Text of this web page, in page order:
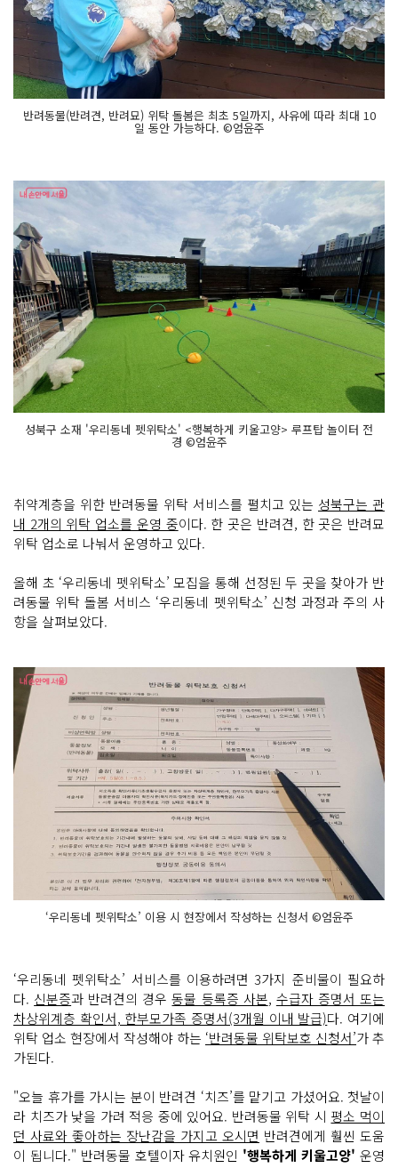
반려동물(반려견, 반려묘) 위탁 돌봄은 최초 5일까지, 사유에 따라 최대 10
일 동안 가능하다. ©엄윤주
성북구 소재 '우리동네 펫위탁소' <행복하게 키울고양> 루프탑 놀이터 전
경 ©엄윤주
취약계층을 위한 반려동물 위탁 서비스를 펼치고 있는 성북구는 관
내 2개의 위탁 업소를 운영 중이다. 한 곳은 반려견, 한 곳은 반려묘
위탁 업소로 나눠서 운영하고 있다.
올해 초 ‘우리동네 펫위탁소’ 모집을 통해 선정된 두 곳을 찾아가 반
려동물 위탁 돌봄 서비스 ‘우리동네 펫위탁소’ 신청 과정과 주의 사
항을 살펴보았다.
‘우리동네 펫위탁소’ 이용 시 현장에서 작성하는 신청서 ©엄윤주
‘우리동네 펫위탁소’ 서비스를 이용하려면 3가지 준비물이 필요하
다. 신분증과 반려견의 경우동물 등록증 사본, 수급자 증명서 또는
차상위계층 확인서, 한부모가족 증명서(3개월 이내 발급)다. 여기에
위탁 업소 현장에서 작성해야 하는 ‘반려동물 위탁보호 신청서’가 추
가된다.
"오늘 휴가를 가시는 분이 반려견 ‘치즈’를 맡기고 가셨어요. 첫날이
라 치즈가 낯을 가려 적응 중에 있어요. 반려동물 위탁 시 평소 먹이
던 사료와 좋아하는 장난감을 가지고 오시면 반려견에게 훨씬 도움
이 됩니다." 반려동물 호텔이자 유치원인 '행복하게 키울고양' 운영